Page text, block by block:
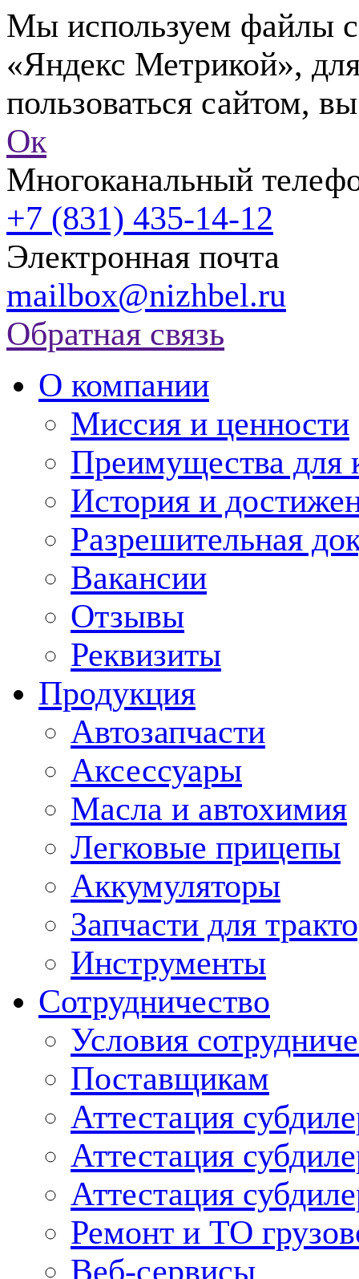
Мы используем файлы
«Яндекс Метрикой»,
пользоваться сайтом,
Ок
Многоканальный
+7 (831) 435-14-12
Электронная почта
mailbox@nizhbel.ru
Обратная связь
О компании
Миссия и ценности
Преимущества для
История и
Разрешительная
Вакансии
Отзывы
Реквизиты
Продукция
Автозапчасти
Аксессуары
Масла и автохимия
Легковые прицепы
Аккумуляторы
Запчасти для
Инструменты
Сотрудничество
Условия
Поставщикам
Аттестация
Аттестация
Аттестация
Ремонт и ТО
Веб-сервисы